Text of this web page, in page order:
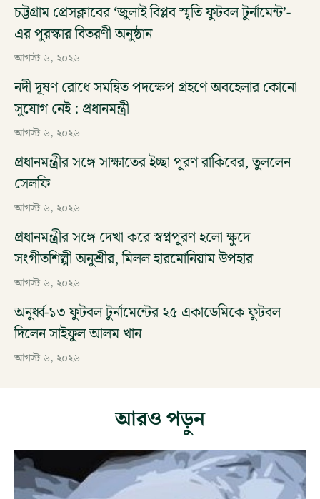
চট্টগ্রাম প্রেসক্লাবের ‘জুলাই বিপ্লব স্মৃতি ফুটবল টুর্নামেন্ট’-
এর পুরস্কার বিতরণী অনুষ্ঠান
আগস্ট ৬, ২০২৬
নদী দূষণ রোধে সমন্বিত পদক্ষেপ গ্রহণে অবহেলার কোনো
সুযোগ নেই : প্রধানমন্ত্রী
আগস্ট ৬, ২০২৬
প্রধানমন্ত্রীর সঙ্গে সাক্ষাতের ইচ্ছা পূরণ রাকিবের, তুললেন
সেলফি
আগস্ট ৬, ২০২৬
প্রধানমন্ত্রীর সঙ্গে দেখা করে স্বপ্নপূরণ হলো ক্ষুদে
সংগীতশিল্পী অনুশ্রীর, মিলল হারমোনিয়াম উপহার
আগস্ট ৬, ২০২৬
অনুর্ধ্ব-১৩ ফুটবল টুর্নামেন্টের ২৫ একাডেমিকে ফুটবল
দিলেন সাইফুল আলম খান
আগস্ট ৬, ২০২৬
আরও পড়ুন